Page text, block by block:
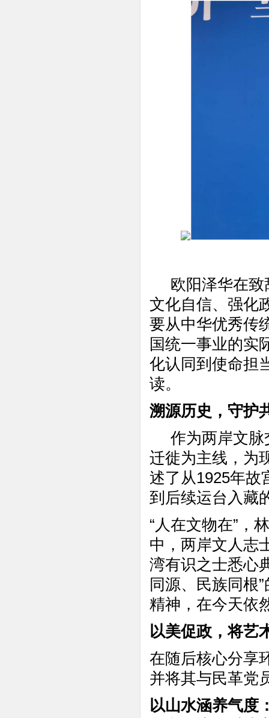
欧阳泽华在
文化自信、强化
要从中华优秀传
国统一事业的实
化认同到使命担
读。
溯源历史，守护
作为两岸文
迁徙为主线，为
述了从1925年故
到后续运台入藏
“人在文物在”，
中，两岸文人志
湾有识之士悉心
同源、民族同根
精神，在今天依
以美促政，将艺
在随后核心分享
并将其与民革党
以山水涵养气度